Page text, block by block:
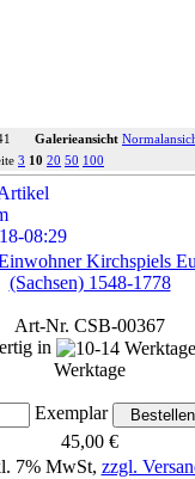
Galerieansicht
3 10 20 50 100
Kirchspiels
(Sachsen) 1548-1778
Art-Nr. CSB-00367
in
Werktage
Exemplar
45,00 €
7% MwSt, zzgl.